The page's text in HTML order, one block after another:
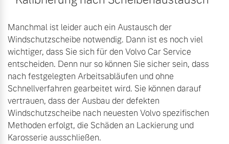
Manchmal ist leider auch ein Austausch der
Windschutzscheibe notwendig. Dann ist es noch viel
wichtiger, dass Sie sich für den Volvo Car Service
entscheiden. Denn nur so können Sie sicher sein, dass
nach festgelegten Arbeitsabläufen und ohne
Schnellverfahren gearbeitet wird. Sie können darauf
vertrauen, dass der Ausbau der defekten
Windschutzscheibe nach neuesten Volvo spezifischen
Methoden erfolgt, die Schäden an Lackierung und
Karosserie ausschließen.